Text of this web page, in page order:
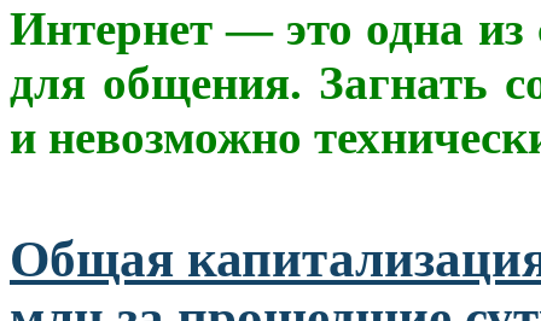
Интернет — это одна
для общения. Загнать
и невозможно
Общая